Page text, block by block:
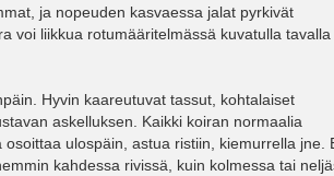
ja nopeuden kasvaessa jalat pyrkivät
voi liikkua rotumääritelmässä kuvatulla tavalla
Hyvin kaareutuvat tassut, kohtalaiset
askelluksen. Kaikki koiran normaalia
ulospäin, astua ristiin, kiemurrella jne.
kahdessa rivissä, kuin kolmessa tai